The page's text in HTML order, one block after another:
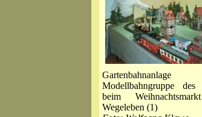
Modellbahngruppe des
beim
Wegeleben (1)